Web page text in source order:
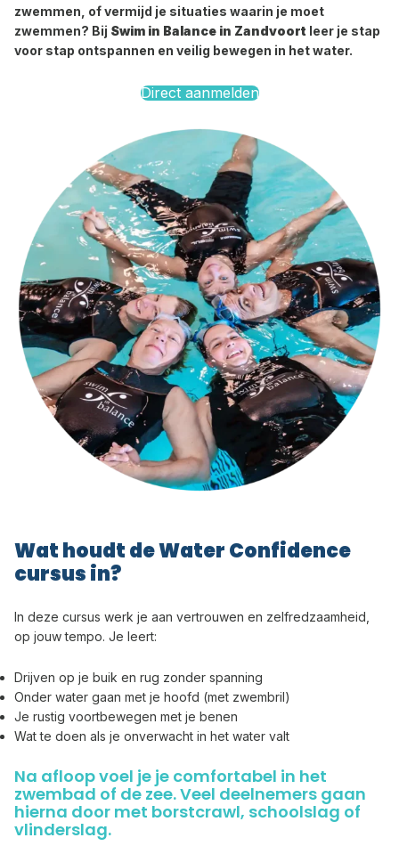
zwemmen, of vermijd je situaties waarin je moet
zwemmen? Bij Swim in Balance in Zandvoort leer je stap
voor stap ontspannen en veilig bewegen in het water.
Direct aanmelden
Wat houdt de Water Confidence
cursus in?
In deze cursus werk je aan vertrouwen en zelfredzaamheid,
op jouw tempo. Je leert:
Drijven op je buik en rug zonder spanning
Onder water gaan met je hoofd (met zwembril)
Je rustig voortbewegen met je benen
Wat te doen als je onverwacht in het water valt
Na afloop voel je je comfortabel in het
zwembad of de zee. Veel deelnemers gaan
hierna door met borstcrawl, schoolslag of
vlinderslag.